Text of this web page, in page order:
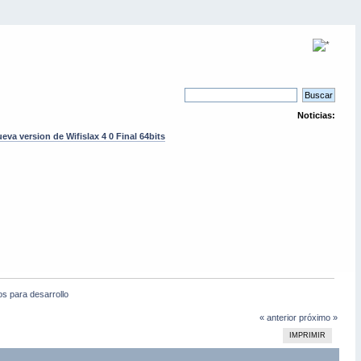
Noticias:
version de Wifislax 4 0 Final 64bits
para desarrollo
« anterior próximo »
IMPRIMIR